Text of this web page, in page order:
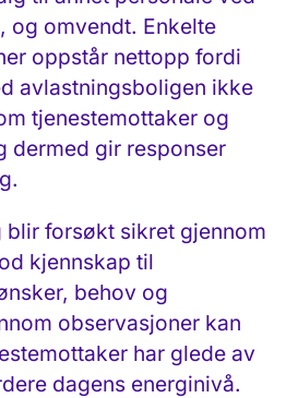
og omvendt. Enkelte
oppstår nettopp fordi
avlastningsboligen ikke
tjenestemottaker og
dermed gir responser
forsøkt sikret gjennom
kjennskap til
behov og
observasjoner kan
har glede av
dagens energinivå.